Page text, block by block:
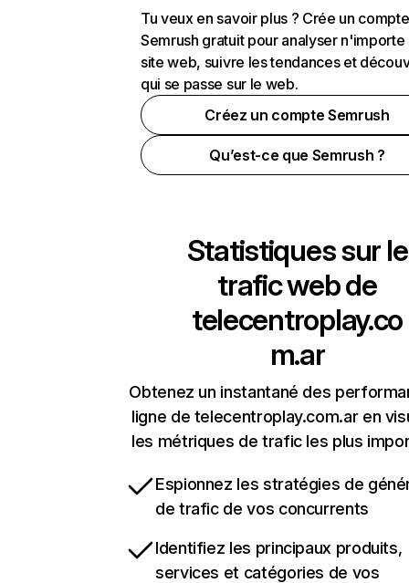
Tu veux en savoir plus ? Crée un compte
Semrush gratuit pour analyser n'importe
site web, suivre les tendances et
qui se passe sur le web.
Créez un compte Semrush
Qu’est-ce que Semrush ?
Statistiques sur le
trafic web de
telecentroplay.co
m.ar
Obtenez un instantané des
ligne de telecentroplay.com.ar en
les métriques de trafic les plus
Espionnez les stratégies de
de trafic de vos concurrents
Identifiez les principaux produits,
services et catégories de vos